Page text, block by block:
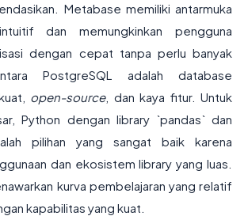
Metabase memiliki antarmuka
dan memungkinkan pengguna
dengan cepat tanpa perlu banyak
PostgreSQL adalah database
open-source, dan kaya fitur. Untuk
Python dengan library `pandas` dan
pilihan yang sangat baik karena
dan ekosistem library yang luas.
kurva pembelajaran yang relatif
kapabilitas yang kuat.